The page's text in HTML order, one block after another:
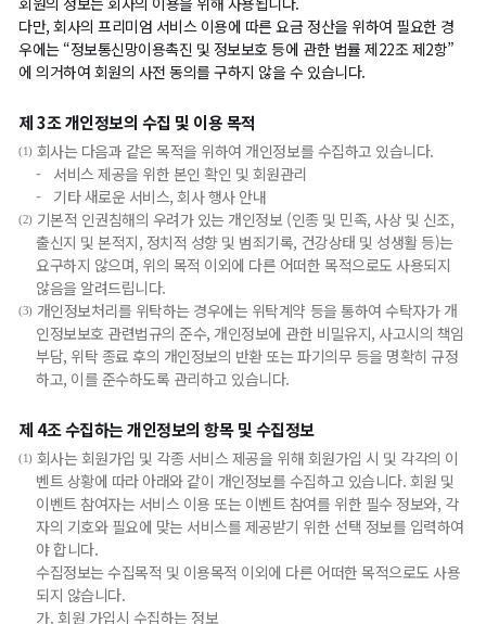
다만, 회사의 프리미엄 서비스 이용에 따른 요금 정산을 위하여 필요한 경
우에는 “정보통신망이용촉진 및 정보보호 등에 관한 법률 제22조 제2항”
에 의거하여 회원의 사전 동의를 구하지 않을 수 있습니다.
제 3조 개인정보의 수집 및 이용 목적
(1) 회사는 다음과 같은 목적을 위하여 개인정보를 수집하고 있습니다.
-
서비스 제공을 위한 본인 확인 및 회원관리
-
기타 새로운 서비스, 회사 행사 안내
(2) 기본적 인권침해의 우려가 있는 개인정보 (인종 및 민족, 사상 및 신조,
출신지 및 본적지, 정치적 성향 및 범죄기록, 건강상태 및 성생활 등)는
요구하지 않으며, 위의 목적 이외에 다른 어떠한 목적으로도 사용되지
않음을 알려드립니다.
(3) 개인정보처리를 위탁하는 경우에는 위탁계약 등을 통하여 수탁자가 개
인정보보호 관련법규의 준수, 개인정보에 관한 비밀유지, 사고시의 책임
부담, 위탁 종료 후의 개인정보의 반환 또는 파기의무 등을 명확히 규정
하고, 이를 준수하도록 관리하고 있습니다.
제 4조 수집하는 개인정보의 항목 및 수집정보
(1) 회사는 회원가입 및 각종 서비스 제공을 위해 회원가입 시 및 각각의 이
벤트 상황에 따라 아래와 같이 개인정보를 수집하고 있습니다. 회원 및
이벤트 참여자는 서비스 이용 또는 이벤트 참여를 위한 필수 정보와, 각
자의 기호와 필요에 맞는 서비스를 제공받기 위한 선택 정보를 입력하여
야 합니다.
수집정보는 수집목적 및 이용목적 이외에 다른 어떠한 목적으로도 사용
되지 않습니다.
가. 회원 가입시 수집하는 정보